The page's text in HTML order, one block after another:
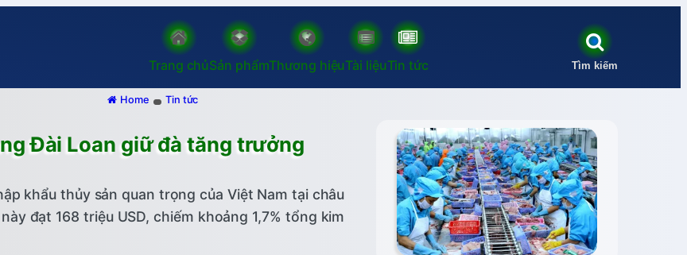
Trang chủSản phẩmThương hiệuTài liệuTin tức Tìm kiếm
Home Tin tức
Đài Loan giữ đà tăng trưởng
khẩu thủy sản quan trọng của Việt Nam tại châu
đạt 168 triệu USD, chiếm khoảng 1,7% tổng kim